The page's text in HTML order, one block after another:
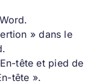
» dans le
tête et pied de
tête ».